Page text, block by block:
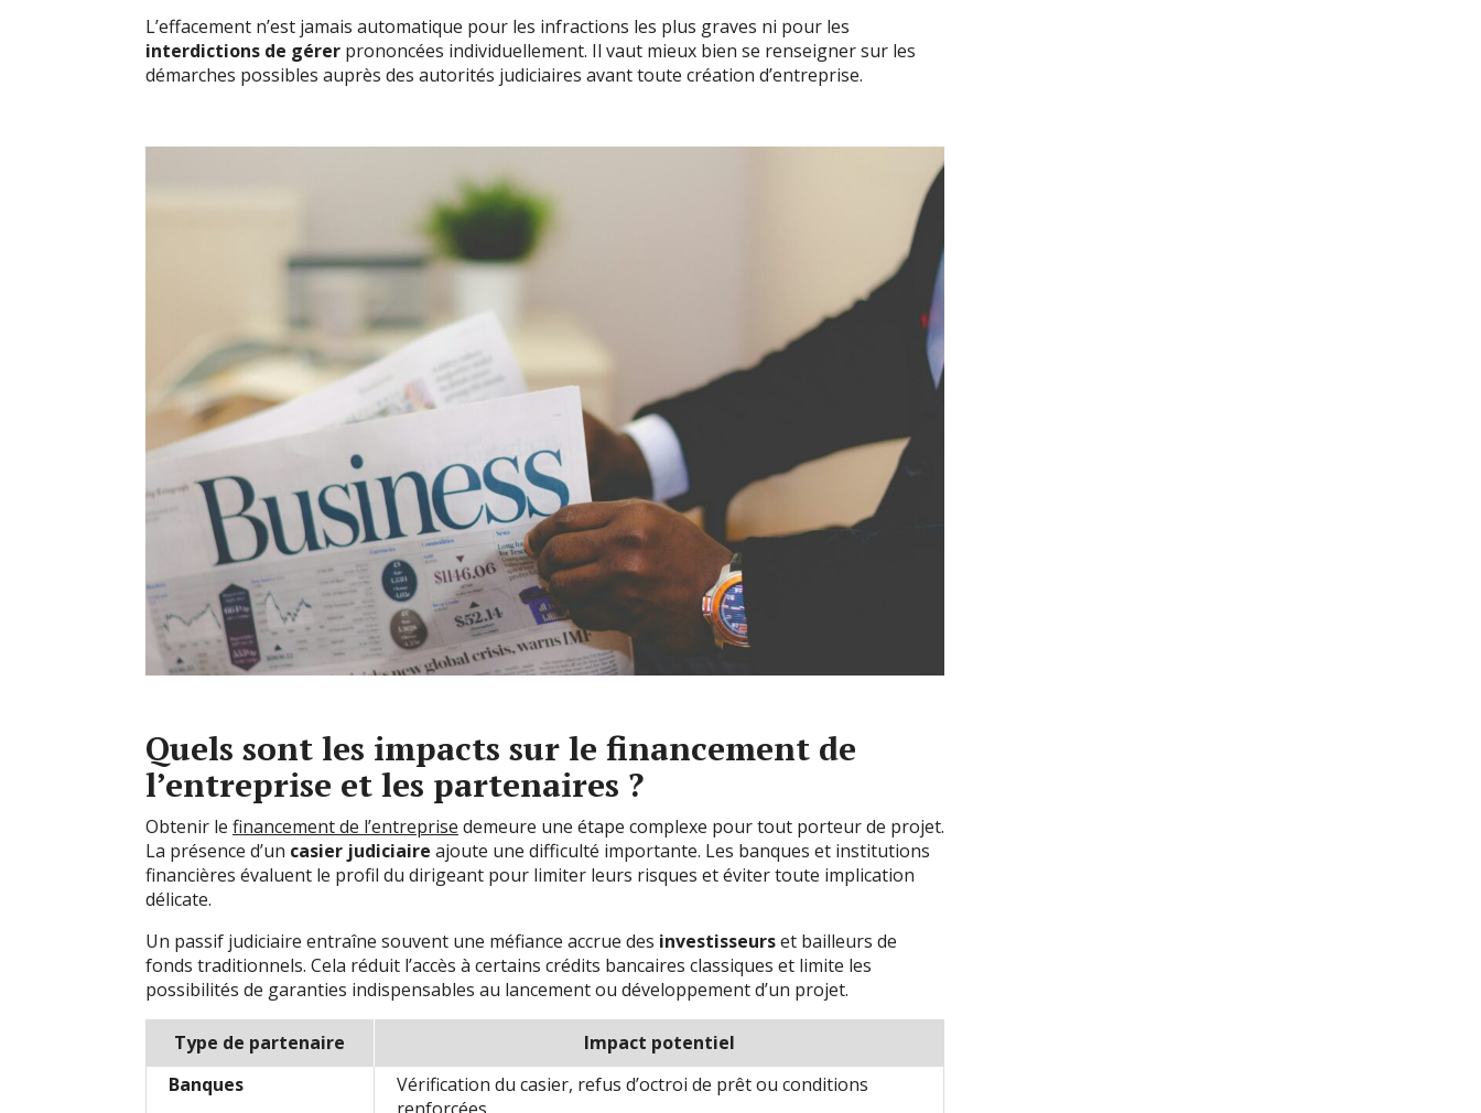
L’effacement n’est jamais automatique pour les infractions les plus graves ni pour les
interdictions de gérer prononcées individuellement. Il vaut mieux bien se renseigner sur les
démarches possibles auprès des autorités judiciaires avant toute création d’entreprise.
Quels sont les impacts sur le financement de
l’entreprise et les partenaires ?
Obtenir le financement de l’entreprise demeure une étape complexe pour tout porteur de projet.
La présence d’un casier judiciaire ajoute une difficulté importante. Les banques et institutions
financières évaluent le profil du dirigeant pour limiter leurs risques et éviter toute implication
délicate.
Un passif judiciaire entraîne souvent une méfiance accrue des investisseurset bailleurs de
fonds traditionnels. Cela réduit l’accès à certains crédits bancaires classiques et limite les
possibilités de garanties indispensables au lancement ou développement d’un projet.
Type de partenaire
Impact potentiel
Banques
Vérification du casier, refus d’octroi de prêt ou conditions